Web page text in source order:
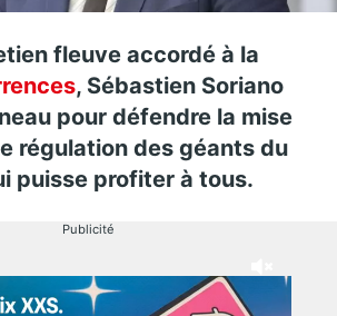
fleuve accordé à la
, Sébastien Soriano
pour défendre la mise
régulation des géants du
puisse profiter à tous.
Publicité